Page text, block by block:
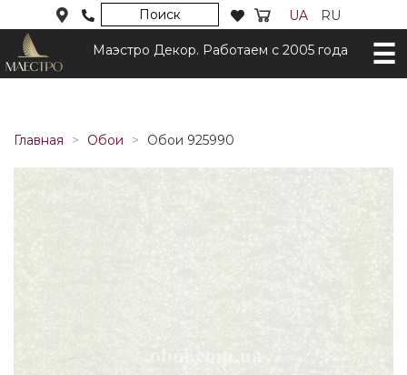
Поиск UA RU
Маэстро Декор. Работаем с 2005 года
Главная Обои Обои 925990